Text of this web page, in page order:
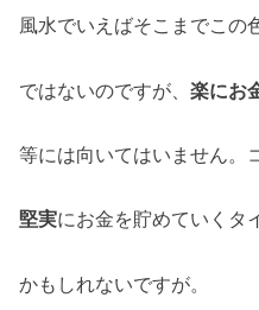
風水でいえばそこまでこの
ではないのですが、楽にお
等には向いてはいません。
堅実にお金を貯めていくタ
かもしれないですが。